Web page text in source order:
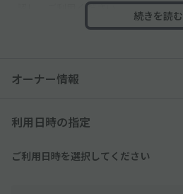
認し、ご利用ください。
続きを読む
オーナー情報
利用日時の指定
ご利用日時を選択してください